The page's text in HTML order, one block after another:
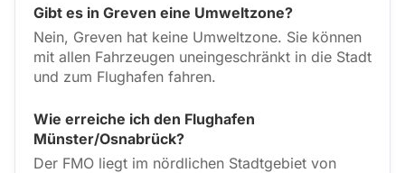
Gibt es in Greven eine Umweltzone?
Nein, Greven hat keine Umweltzone. Sie können
mit allen Fahrzeugen uneingeschränkt in die Stadt
und zum Flughafen fahren.
Wie erreiche ich den Flughafen
Münster/Osnabrück?
Der FMO liegt im nördlichen Stadtgebiet von